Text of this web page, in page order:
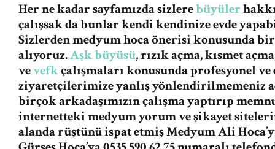
Her ne kadar sayfamızda sizlerebüyüler
çalışsak da bunlar kendi kendinize evde
Sizlerden medyum hoca önerisi konusunda
alıyoruz.Aşk büyüsü, rızık açma, kısmet
vevefkçalışmaları konusunda profesyonel
ziyaretçilerimize yanlış yönlendirilmemeniz
birçok arkadaşımızın çalışma yaptırıp
internetteki medyum yorum ve şikayet
alanda rüştünü ispat etmiş Medyum Ali